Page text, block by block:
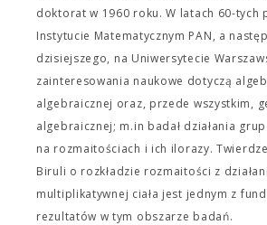
doktorat w 1960 roku. W latach 60-tych
Instytucie Matematycznym PAN, a
dzisiejszego, na Uniwersytecie
zainteresowania naukowe dotyczą
algebraicznej oraz, przede wszystkim,
algebraicznej; m.in badał działania
na rozmaitościach i ich ilorazy.
Biruli o rozkładzie rozmaitości z
multiplikatywnej ciała jest jednym z
rezultatów w tym obszarze badań.